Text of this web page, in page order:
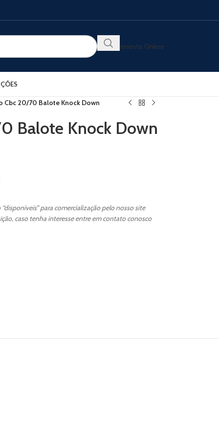
Atendimento Online
Cbc 20/70 Balote Knock Down
Balote Knock Down
para comercialização pelo nosso site
caso tenha interesse entre em contato conosco